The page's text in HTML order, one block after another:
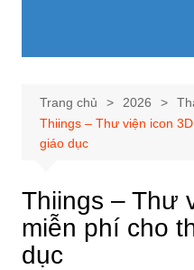
Trang chủ 2026
Thiings – Thư viện icon
giáo dục
Thiings – Thư
miễn phí cho
dục